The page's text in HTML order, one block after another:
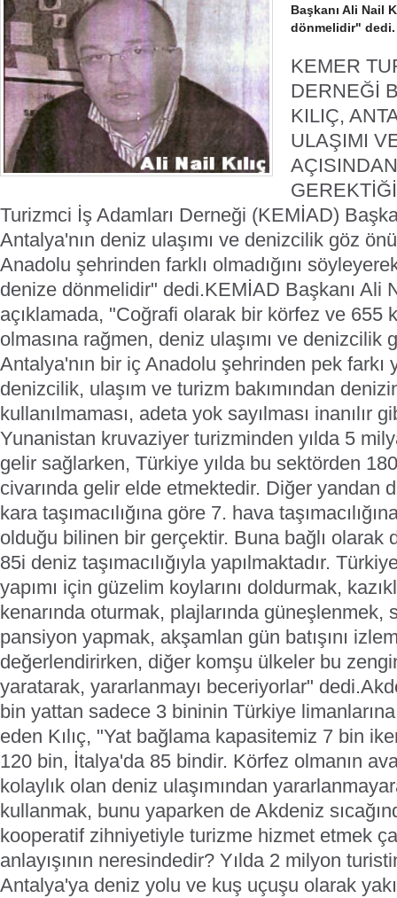
Başkanı Ali Nail
dönmelidir" dedi.
KEMER
DERNEĞİ
KILIÇ,
ULAŞIMI
Turizmci İş Adamları Derneği (KEMİAD)
Antalya'nın deniz ulaşımı ve denizcilik göz
Anadolu şehrinden farklı olmadığını
denize dönmelidir" dedi.KEMİAD Başkanı Ali
açıklamada, "Coğrafi olarak bir körfez ve 655
olmasına rağmen, deniz ulaşımı ve denizcilik
Antalya'nın bir iç Anadolu şehrinden pek farkı
denizcilik, ulaşım ve turizm bakımından
kullanılmaması, adeta yok sayılması inanılır
Yunanistan kruvaziyer turizminden yılda 5
gelir sağlarken, Türkiye yılda bu sektörden
civarında gelir elde etmektedir. Diğer yandan
kara taşımacılığına göre 7. hava
olduğu bilinen bir gerçektir. Buna bağlı olarak
85i deniz taşımacılığıyla yapılmaktadır.
yapımı için güzelim koylarını doldurmak,
kenarında oturmak, plajlarında güneşlenmek,
pansiyon yapmak, akşamlan gün batışını
değerlendirirken, diğer komşu ülkeler bu
yaratarak, yararlanmayı beceriyorlar" dedi.
bin yattan sadece 3 bininin Türkiye limanlarına
eden Kılıç, "Yat bağlama kapasitemiz 7 bin
120 bin, İtalya'da 85 bindir. Körfez olmanın
kolaylık olan deniz ulaşımından
kullanmak, bunu yaparken de Akdeniz
kooperatif zihniyetiyle turizme hizmet etmek
anlayışının neresindedir? Yılda 2 milyon
Antalya'ya deniz yolu ve kuş uçuşu olarak